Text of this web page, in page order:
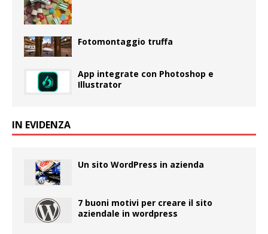
Fotomontaggio truffa
App integrate con Photoshop e
Illustrator
IN EVIDENZA
Un sito WordPress in azienda
7 buoni motivi per creare il sito
aziendale in wordpress